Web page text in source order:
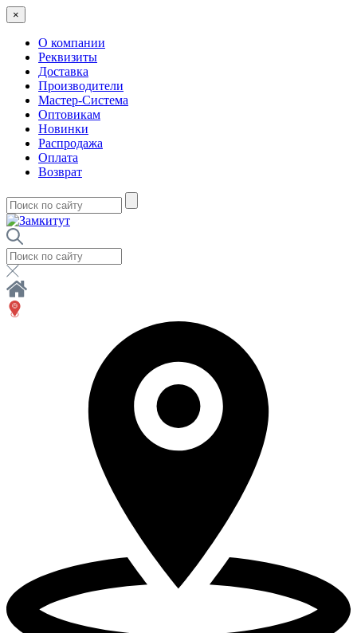
×
О компании
Реквизиты
Доставка
Производители
Мастер-Система
Оптовикам
Новинки
Распродажа
Оплата
Возврат